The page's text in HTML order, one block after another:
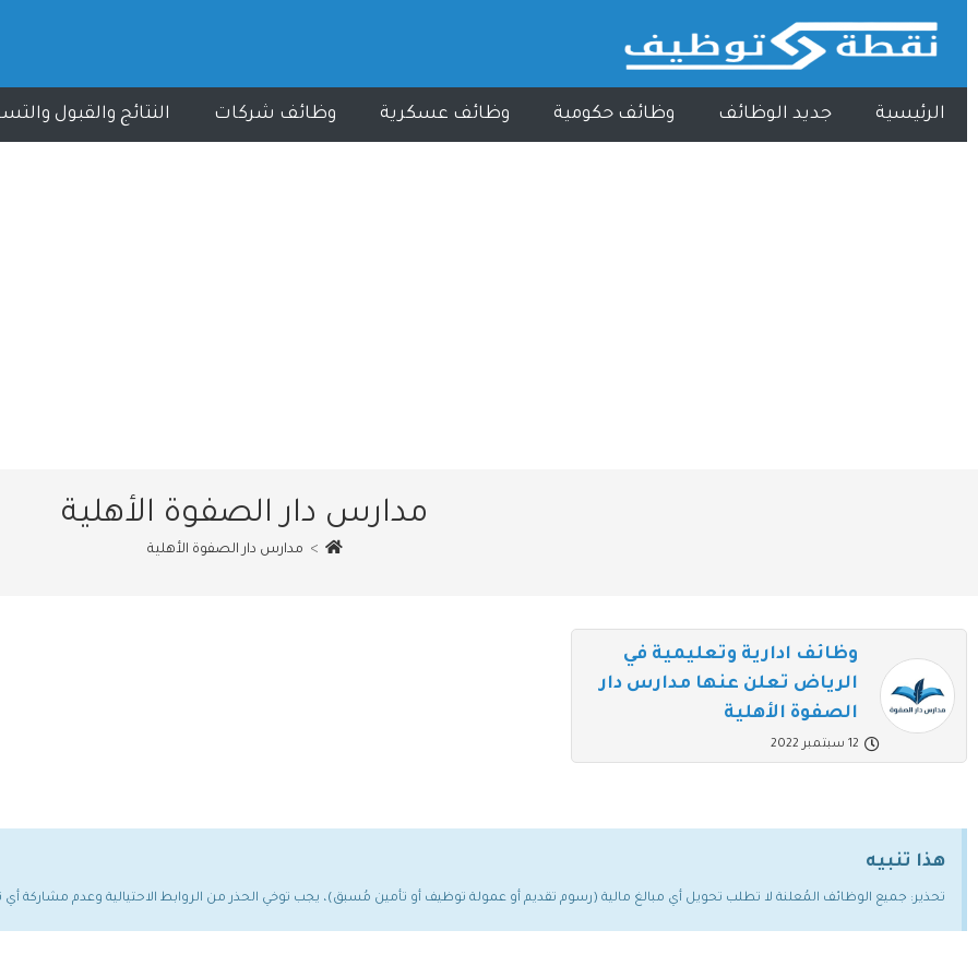
الرئيسية جديد الوظائف وظائف حكومية وظائف عسكرية وظائف شركات النتائج والقبول
مدارس دار الصفوة الأهلية
> مدارس دار الصفوة الأهلية
وظائف ادارية وتعليمية في
الرياض تعلن عنها مدارس دار
الصفوة الأهلية
12 سبتمبر 2022
هذا تنبيه
تحذير: جميع الوظائف المُعلنة لا تطلب تحويل أي مبالغ مالية (رسوم تقديم أو عمولة توظيف أو تأمين مُسبق)، يجب توخي الحذر من الروابط الاحتيالية وعدم مشاركة